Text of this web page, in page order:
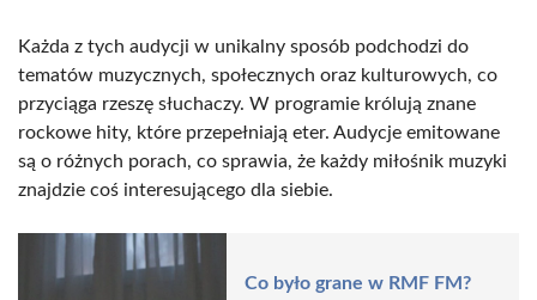
Każda z tych audycji w unikalny sposób podchodzi do
tematów muzycznych, społecznych oraz kulturowych, co
przyciąga rzeszę słuchaczy. W programie królują znane
rockowe hity, które przepełniają eter. Audycje emitowane
są o różnych porach, co sprawia, że każdy miłośnik muzyki
znajdzie coś interesującego dla siebie.
Co było grane w RMF FM?